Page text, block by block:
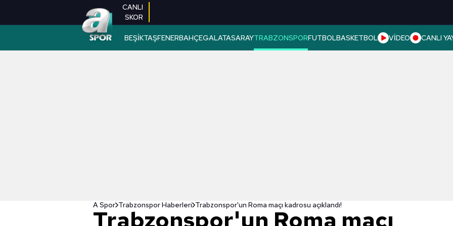
CANLI
SKOR
BEŞİKTAŞFENERBAHÇEGALATASARAYTRABZONSPORFUTBOLBASKETBOL VİDEO CANLI
A Spor Trabzonspor Haberleri Trabzonspor'un Roma maçı kadrosu açıklandı!
Trabzonspor'un Roma maçı